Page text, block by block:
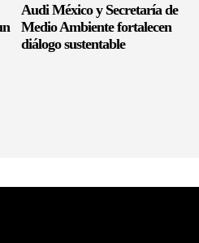
Audi México y Secretaría de
Medio Ambiente fortalecen
diálogo sustentable